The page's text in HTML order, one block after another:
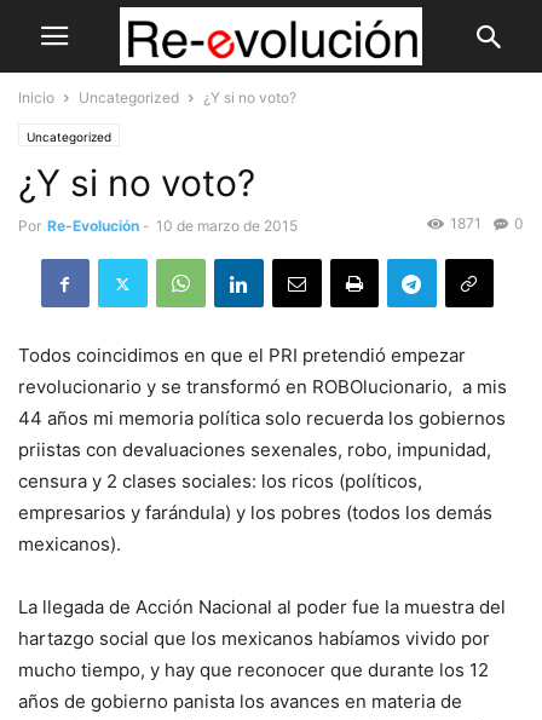
Inicio Uncategorized ¿Y si no voto?
Uncategorized
¿Y si no voto?
Por Re-Evolución - 10 de marzo de 2015 0
1871
Todos coincidimos en que el PRI pretendió empezar
revolucionario y se transformó en ROBOlucionario, a mis
44 años mi memoria política solo recuerda los gobiernos
priistas con devaluaciones sexenales, robo, impunidad,
censura y 2 clases sociales: los ricos (políticos,
empresarios y farándula) y los pobres (todos los demás
mexicanos).
La llegada de Acción Nacional al poder fue la muestra del
hartazgo social que los mexicanos habíamos vivido por
mucho tiempo, y hay que reconocer que durante los 12
años de gobierno panista los avances en materia de